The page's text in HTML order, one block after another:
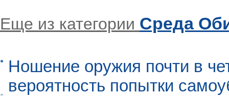
Еще из категории Среда
Ношение оружия почти в
вероятность попытки